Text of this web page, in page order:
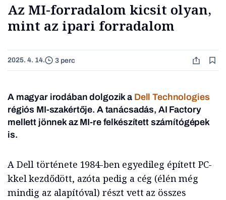
Az MI-forradalom kicsit olyan,
mint az ipari forradalom
2025. 4. 14. 3 perc
A magyar irodában dolgozik a Dell Technologies
régiós MI-szakértője. A tanácsadás, AI Factory
mellett jönnek az MI-re felkészített számítógépek
is.
A Dell története 1984-ben egyedileg épített PC-
kkel kezdődött, azóta pedig a cég (élén még
mindig az alapítóval) részt vett az összes